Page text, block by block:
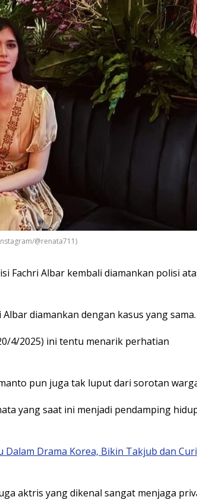
@renata711)
Fachri Albar kembali diamankan polisi
diamankan dengan kasus yang sama.
4/2025) ini tentu menarik perhatian
pun juga tak luput dari sorotan
yang saat ini menjadi pendamping
Drama Korea, Bikin Takjub dan Curi
aktris yang dikenal sangat menjaga